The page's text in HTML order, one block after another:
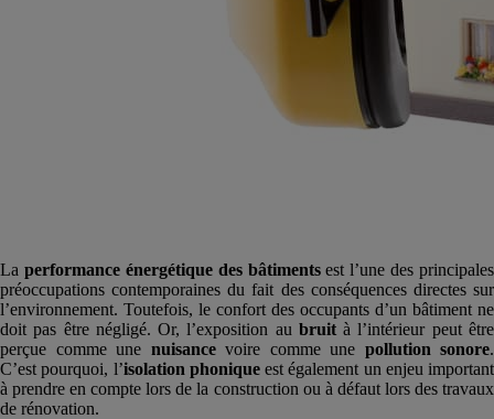
La performance énergétique des bâtimentsest l’une des principales
préoccupations contemporaines du fait des conséquences directes sur
l’environnement. Toutefois, le confort des occupants d’un bâtiment ne
doit pas être négligé. Or, l’exposition au bruità l’intérieur peut être
perçue comme une nuisancevoire comme une pollution sonore.
C’est pourquoi, l’isolation phoniqueest également un enjeu important
à prendre en compte lors de la construction ou à défaut lors des travaux
de rénovation.